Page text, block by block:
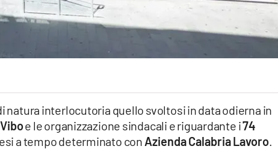
natura interlocutoria quello svoltosi in data odierna in
e le organizzazione sindacali e riguardante i74
a tempo determinato con Azienda Calabria Lavoro.